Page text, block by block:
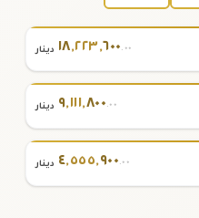
١٨,٢٢٣,٦٠٠.٠٠ دينار
٩,١١١,٨٠٠.٠٠ دينار
٤,٥٥٥,٩٠٠.٠٠ دينار